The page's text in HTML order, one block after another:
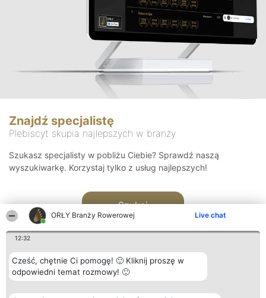
ORŁY Branży Rowerowej Live chat
12:32
Cześć, chętnie Ci pomogę! 🙂 Kliknij proszę w
odpowiedni temat rozmowy! 🙂
Znajdź specjalistę
Plebiscyt skupia najlepszych w branży
Szukasz specjalisty w pobliżu Ciebie? Sprawdź naszą
wyszukiwarkę. Korzystaj tylko z usług najlepszych!
Szukaj
Organizator plebiscytu Plebiscyt Kontakt